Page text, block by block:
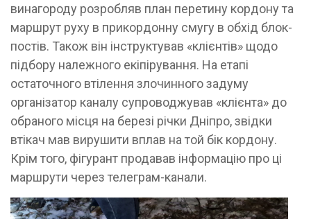
винагороду розробляв план перетину кордону та
маршрут руху в прикордонну смугу в обхід блок-
постів. Також він інструктував «клієнтів» щодо
підбору належного екіпірування. На етапі
остаточного втілення злочинного задуму
організатор каналу супроводжував «клієнта» до
обраного місця на березі річки Дніпро, звідки
втікач мав вирушити вплав на той бік кордону.
Крім того, фігурант продавав інформацію про ці
маршрути через телеграм-канали.